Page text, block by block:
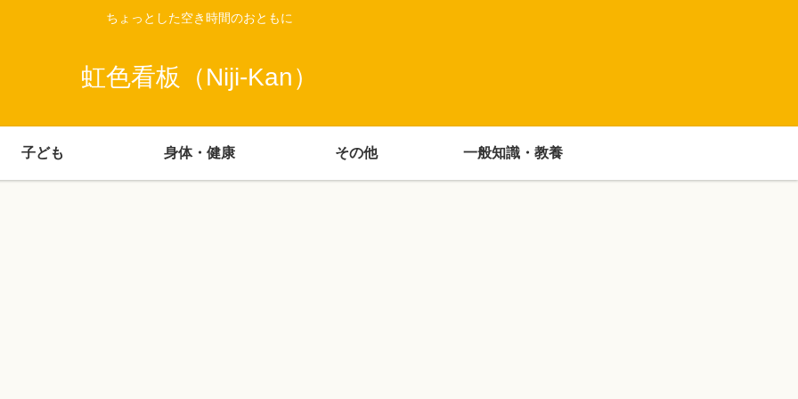
ちょっとした空き時間のおともに
虹色看板（Niji-Kan）
子ども 身体・健康 その他 一般知識・教養